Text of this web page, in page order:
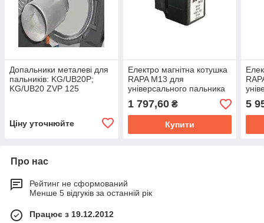
Допальники металеві для
пальників: KG/UB20P;
KG/UB20 ZVP 125
Ціну уточнюйте
Електро магнітна котушка
RAPA M13 для
універсального пальника
KG/UB20, KG/UB200
1 797,60₴
Купити
KG/
5
Про нас
Рейтинг не сформований
Менше 5 відгуків за останній рік
Працює з 19.12.2012